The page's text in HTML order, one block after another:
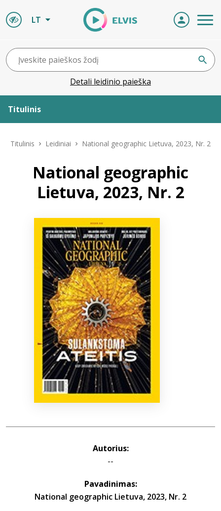
LT
Detali leidinio paieška
Titulinis
Leidiniai
ELVIS atvyksta
Naujienos
Bibliotekoms
Titulinis Leidiniai National geographic Lietuva, 2023, Nr. 2
National geographic
Lietuva, 2023, Nr. 2
Autorius:
--
Pavadinimas:
National geographic Lietuva, 2023, Nr. 2